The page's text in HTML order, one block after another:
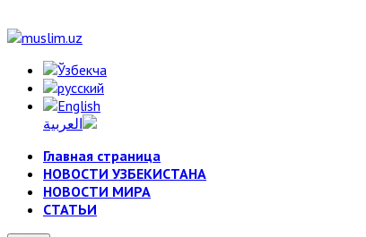
Главная страница
НОВОСТИ УЗБЕКИСТАНА
НОВОСТИ МИРА
СТАТЬИ